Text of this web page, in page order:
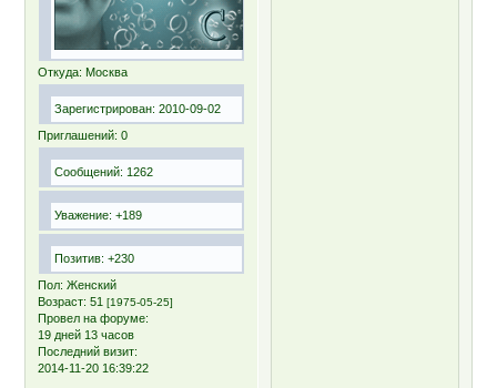
Откуда: Москва
Зарегистрирован: 2010-09-02
Приглашений: 0
Сообщений: 1262
Уважение: +189
Позитив: +230
Пол: Женский
Возраст: 51[1975-05-25]
Провел на форуме:
19 дней 13 часов
Последний визит:
2014-11-20 16:39:22